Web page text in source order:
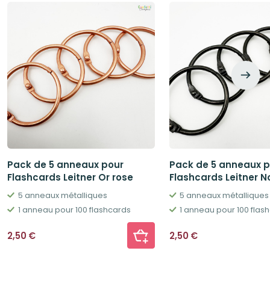
Pack de 5 anneaux pour
Flashcards Leitner Or rose
5 anneaux métalliques
1 anneau pour 100 flashcards
2,50€
Pack de 5 anneaux
Flashcards Leitner
5 anneaux métalliques
1 anneau pour 100
2,50 €